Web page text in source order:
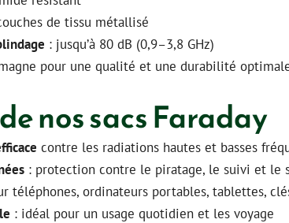
de tissu métallisé
: jusqu’à 80 dB (0,9–3,8 GHz)
pour une qualité et une durabilité
nos sacs Faraday
contre les radiations hautes et basses
: protection contre le piratage, le suivi et le
téléphones, ordinateurs portables, tablettes,
: idéal pour un usage quotidien et les voyage